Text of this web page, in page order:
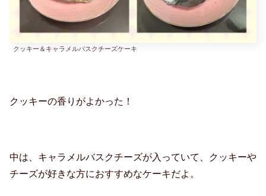
クッキー＆キャラメルバスクチーズケーキ
クッキーの香りがよかった！
中は、キャラメルバスクチーズが入っていて、クッキーや
チーズが好きな方におすすめなケーキだよ。